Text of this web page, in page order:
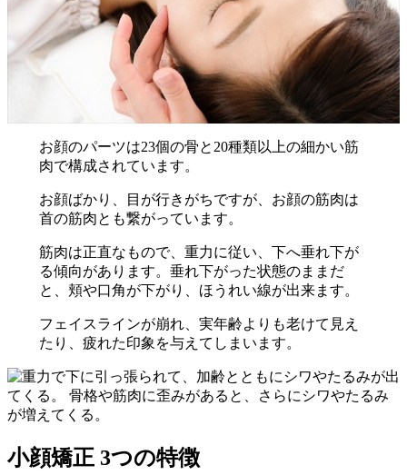
お顔のパーツは23個の骨と20種類以上の細かい筋
肉で構成されています。
お顔ばかり、目が行きがちですが、お顔の筋肉は
首の筋肉とも繋がっています。
筋肉は正直なもので、重力に従い、下へ垂れ下が
る傾向があります。垂れ下がった状態のままだ
と、頬や口角が下がり、ほうれい線が出来ます。
フェイスラインが崩れ、実年齢よりも老けて見え
たり、疲れた印象を与えてしまいます。
小顔矯正 3つの特徴